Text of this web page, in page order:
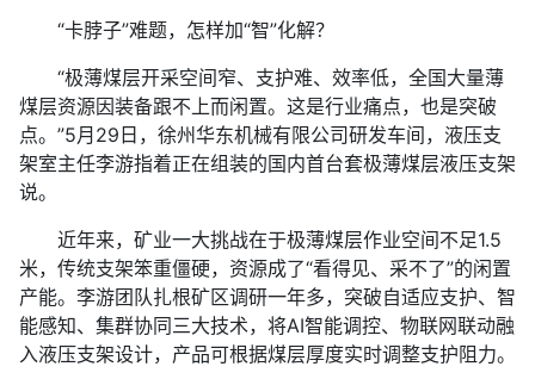
“卡脖子”难题，怎样加“智”化解？
“极薄煤层开采空间窄、支护难、效率低，全国大量薄
煤层资源因装备跟不上而闲置。这是行业痛点，也是突破
点。”5月29日，徐州华东机械有限公司研发车间，液压支
架室主任李游指着正在组装的国内首台套极薄煤层液压支架
说。
近年来，矿业一大挑战在于极薄煤层作业空间不足1.5
米，传统支架笨重僵硬，资源成了“看得见、采不了”的闲置
产能。李游团队扎根矿区调研一年多，突破自适应支护、智
能感知、集群协同三大技术，将AI智能调控、物联网联动融
入液压支架设计，产品可根据煤层厚度实时调整支护阻力。